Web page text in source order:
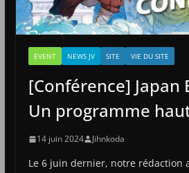
EVENT NEWS JV SITE VIE DU SITE
[Conférence] Japan
Un programme
14 juin 2024 Jihnkoda
Le 6 juin dernier, notre rédaction